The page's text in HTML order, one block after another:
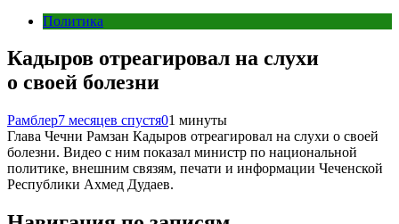
Политика
Кадыров отреагировал на слухи
о своей болезни
Рамблер7 месяцев спустя01 минуты
Глава Чечни Рамзан Кадыров отреагировал на слухи о своей
болезни. Видео с ним показал министр по национальной
политике, внешним связям, печати и информации Чеченской
Республики Ахмед Дудаев.